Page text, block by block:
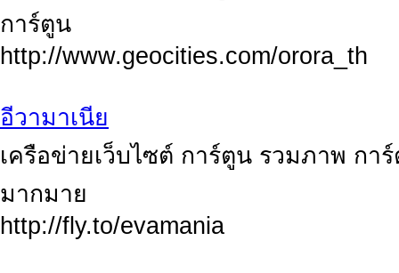
การ์ตูน
http://www.geocities.com/orora_th
อีวามาเนีย
เครือข่ายเว็บไซต์ การ์ตูน รวมภาพ กา
มากมาย
http://fly.to/evamania